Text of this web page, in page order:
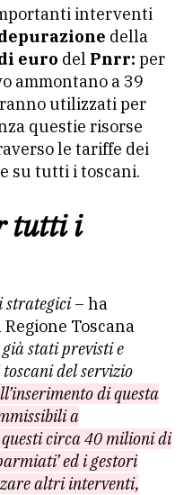
interventi
della
euro del Pnrr: per
ammontano a 39
utilizzati per
questie risorse
le tariffe dei
su tutti i toscani.
tutti i
strategici– ha
Toscana
stati previsti e
del servizio
di questa
a
circa 40 milioni di
ed i gestori
altri interventi,